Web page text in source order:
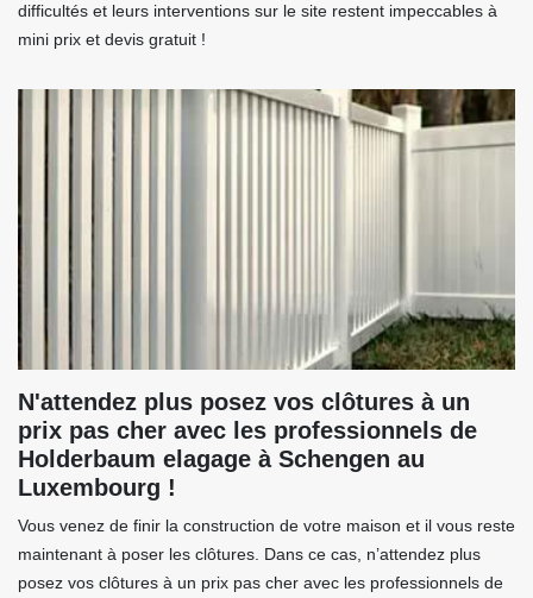
difficultés et leurs interventions sur le site restent impeccables à
mini prix et devis gratuit !
N'attendez plus posez vos clôtures à un
prix pas cher avec les professionnels de
Holderbaum elagage à Schengen au
Luxembourg !
Vous venez de finir la construction de votre maison et il vous reste
maintenant à poser les clôtures. Dans ce cas, n’attendez plus
posez vos clôtures à un prix pas cher avec les professionnels de